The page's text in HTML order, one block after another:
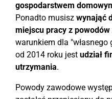
gospodarstwem
Ponadto musisz wynająć
miejscu pracy z
warunkiem dla
od 2014 roku jest udział
utrzymania.
Powody zawodowe